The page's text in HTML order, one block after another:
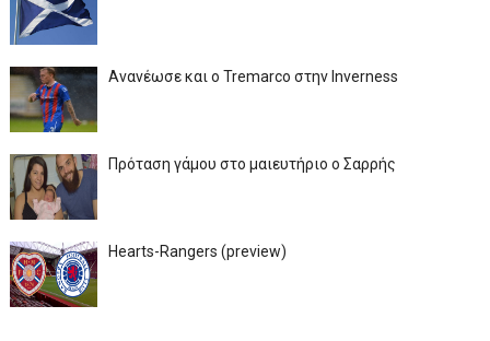
Ανανέωσε και ο Tremarco στην Inverness
Πρόταση γάμου στο μαιευτήριο ο Σαρρής
Hearts-Rangers (preview)